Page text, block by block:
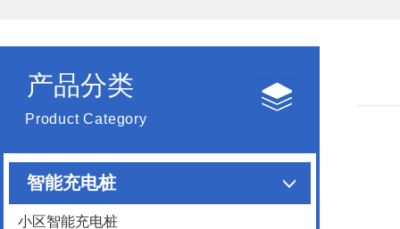
产品分类
Product Category
智能充电桩
小区智能充电桩